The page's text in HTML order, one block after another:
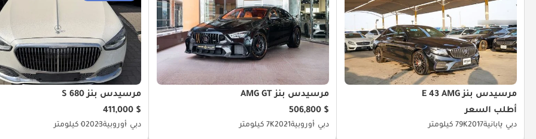
مرسيدس بنز E 43 AMG
أطلب السعر
دبي يابانية201779K كيلومتر
مرسيدس بنز AMG GT
$ 506,800
دبي أوروبية20217K كيلومتر
مرسيدس بنز S 680
$ 411,000
دبي أوروبية20230 كيلومتر